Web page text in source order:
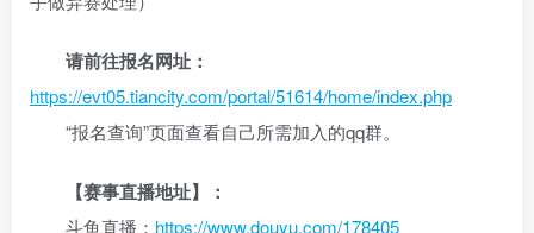
请前往报名网址：
https://evt05.tiancity.com/portal/51614/home/index.php
“报名查询”页面查看自己所需加入的qq群。
【赛事直播地址】：
斗鱼直播： https://www.douyu.com/178405